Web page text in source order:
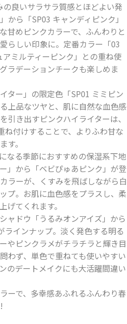
良いサラサラ質感とほどよい発
から「SP03 キャンディピンク」
甘めピンクカラーで、ふんわりと
らしい印象に。定番カラー「03
ミルティーピンク」との重ね使
ラデーションチークも楽しめま
ター」の限定色「SP01 ミミピン
上品なツヤと、肌に自然な血色感
引き出すピンクハイライターは、
ね付けすることで、よりふわ甘な
す。
なる季節におすすめの保湿系下地
」から「ベビぴゅあピンク」が登
ラーが、くすみを飛ばしながら白
プ。お肌に血色感をプラスし、柔
げてくれます。
ャドウ「うるみオンアイズ」から
ラインナップ。淡く発色する明る
やピンクラメがチラチラと輝き目
わず、単色で重ねても使いやすい
のデートメイクにも大活躍間違い
ーで、多幸感あふれるふんわり春